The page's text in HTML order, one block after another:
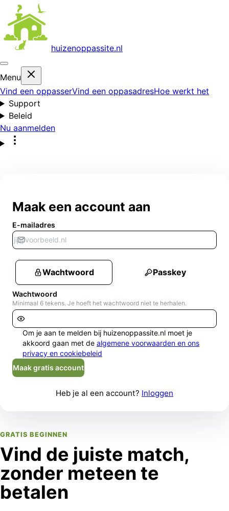
huizenoppassite.nl
Menu
Vind een oppasserVind een oppasadresHoe werkt het
Support
Beleid
Nu aanmelden
GRATIS BEGINNEN
Vind de juiste match,
zonder meteen te
betalen
Maak een account aan
E-mailadres
Wachtwoord Passkey
Wachtwoord
Minimaal 6 tekens. Je hoeft het wachtwoord niet te herhalen.
Om je aan te melden bij huizenoppassite.nl moet je
akkoord gaan met de algemene voorwaarden en ons
privacy en cookiebeleid
Maak gratis account
Heb je al een account? Inloggen